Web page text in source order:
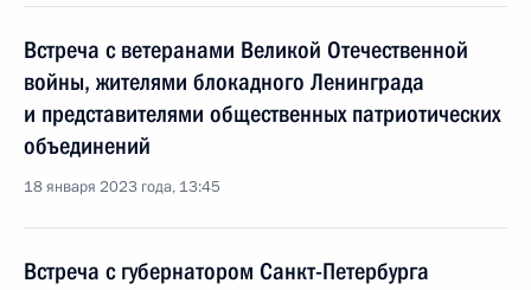
Встреча с ветеранами Великой Отечественной
войны, жителями блокадного Ленинграда
и представителями общественных патриотических
объединений
18 января 2023 года, 13:45
Встреча с губернатором Санкт-Петербурга